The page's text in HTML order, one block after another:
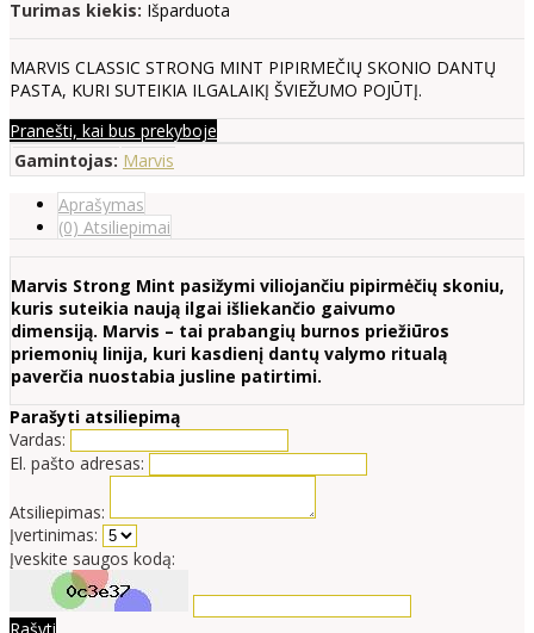
Turimas kiekis: Išparduota
MARVIS CLASSIC STRONG MINT PIPIRMEČIŲ SKONIO DANTŲ
PASTA, KURI SUTEIKIA ILGALAIKĮ ŠVIEŽUMO POJŪTĮ.
Pranešti, kai bus prekyboje
Gamintojas: Marvis
Aprašymas
(0) Atsiliepimai
Marvis Strong Mint pasižymi viliojančiu pipirmėčių skoniu,
kuris suteikia naują ilgai išliekančio gaivumo
dimensiją. Marvis – tai prabangių burnos priežiūros
priemonių linija, kuri kasdienį dantų valymo ritualą
paverčia nuostabia jusline patirtimi.
Parašyti atsiliepimą
Vardas:
El. pašto adresas:
Atsiliepimas:
Įvertinimas:
Įveskite saugos kodą: